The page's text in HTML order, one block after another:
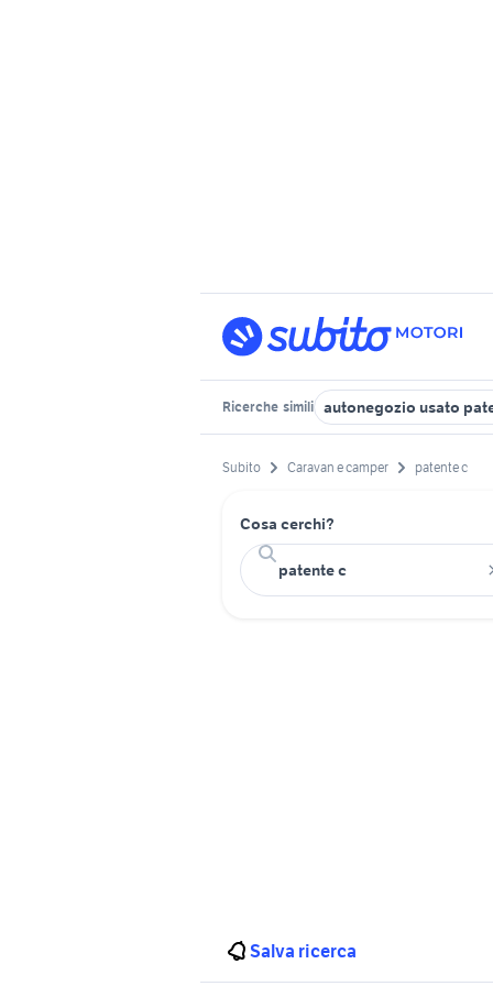
Ricerche simili autonegozio usato
Subito Caravan e camper patente c
Cosa cerchi?
Salva ricerca